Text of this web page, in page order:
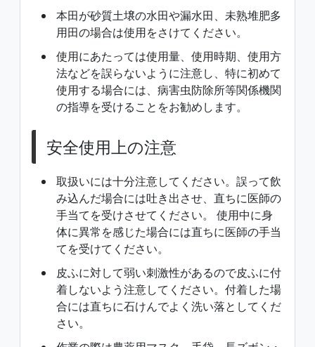
本田が砂質土壌の水田や漏水田、未熟堆肥多
用田の場合は使用をさけてください。
使用にあたっては使用量、使用時期、使用方
法などを誤らないように注意し、特に初めて
使用する場合には、病害虫防除所等関係機関
の指導を受けることをお勧めします。
安全使用上の注意
取扱いには十分注意してください。誤って飲
み込んだ場合には吐き出させ、直ちに医師の
手当てを受けさせてください。 使用中に身
体に異常を感じた場合には直ちに医師の手当
てを受けてください。
皮ふに対して弱い刺激性があるので皮ふに付
着しないよう注意してください。付着した場
合には直ちに石けんでよく洗い落としてくだ
さい。